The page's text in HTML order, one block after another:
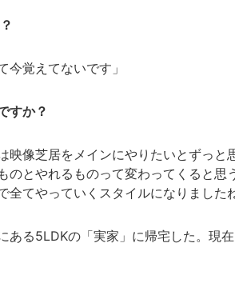
覚えてないです」
すか？
映像芝居をメインにやりたいとずっと
のとやれるものって変わってくると思
てやっていくスタイルになりました
る5LDKの「実家」に帰宅した。現